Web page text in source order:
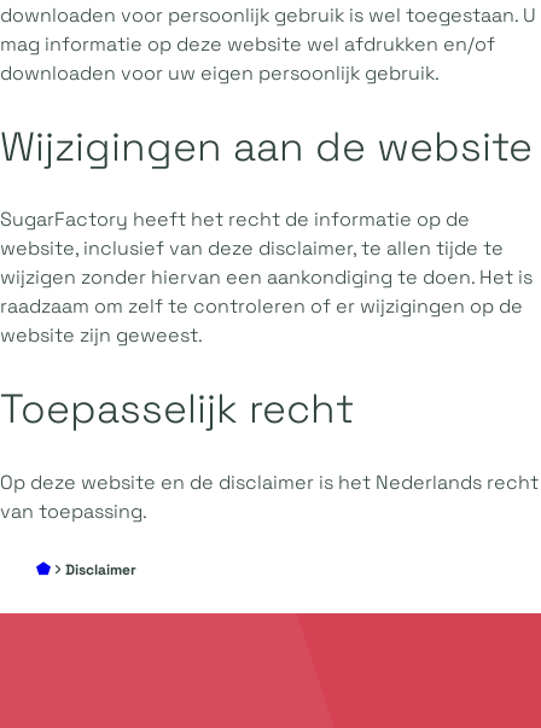
downloaden voor persoonlijk gebruik is wel toegestaan. U
mag informatie op deze website wel afdrukken en/of
downloaden voor uw eigen persoonlijk gebruik.
Wijzigingen aan de website
SugarFactory heeft het recht de informatie op de
website, inclusief van deze disclaimer, te allen tijde te
wijzigen zonder hiervan een aankondiging te doen. Het is
raadzaam om zelf te controleren of er wijzigingen op de
website zijn geweest.
Toepasselijk recht
Op deze website en de disclaimer is het Nederlands recht
van toepassing.
Disclaimer